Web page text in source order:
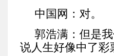
中国网：对。
郭浩满：但是
说人生好像中了彩